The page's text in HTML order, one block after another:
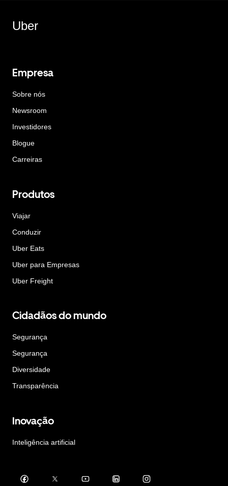
Uber
Empresa
Sobre nós
Newsroom
Investidores
Blogue
Carreiras
Produtos
Viajar
Conduzir
Uber Eats
Uber para Empresas
Uber Freight
Cidadãos do mundo
Segurança
Segurança
Diversidade
Transparência
Inovação
Inteligência artificial